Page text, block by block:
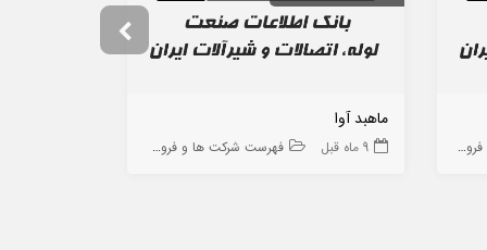
ها
ماهبد آوا
9 ماه قبل فهرست شرکت ها و فروشگاه ها